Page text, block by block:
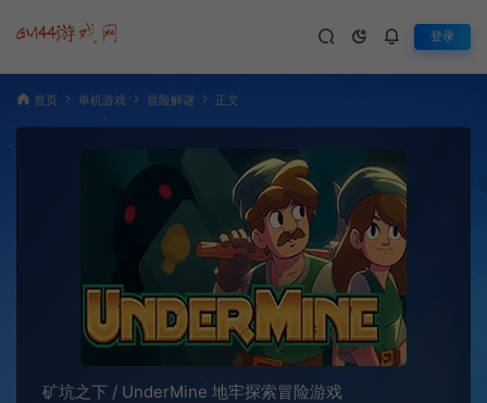
登录
首页 单机游戏 冒险解谜 正文
矿坑之下 / UnderMine 地牢探索冒险游戏